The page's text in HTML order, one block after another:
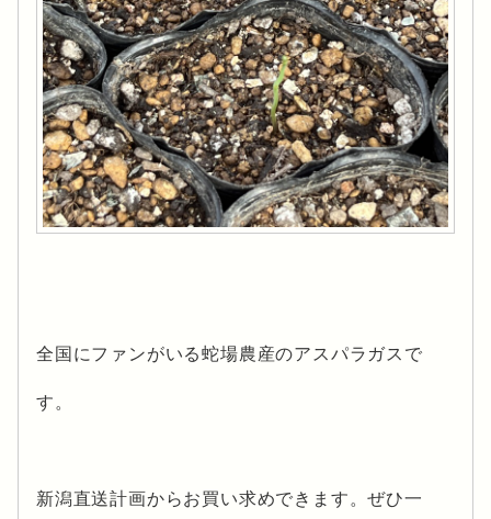
全国にファンがいる蛇場農産のアスパラガスで
す。
新潟直送計画からお買い求めできます。ぜひ一